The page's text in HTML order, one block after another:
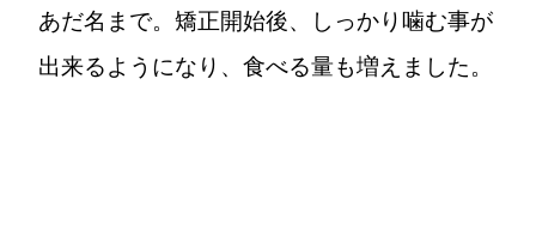
あだ名まで。矯正開始後、しっかり噛む事が
出来るようになり、食べる量も増えました。